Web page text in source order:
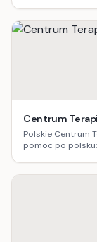
Centrum
Polskie Centrum
pomoc po